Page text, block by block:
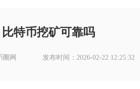
比特币挖矿可靠吗
圈网 发布时间：2026-02-22 12:25:32